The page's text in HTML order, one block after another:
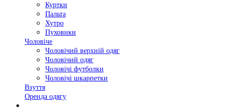
Куртки
Пальта
Хутро
Пуховики
Чоловіче
Чоловічий верхній одяг
Чоловічий одяг
Чоловічі футболки
Чоловічі шкарпетки
Взуття
Оренда одягу